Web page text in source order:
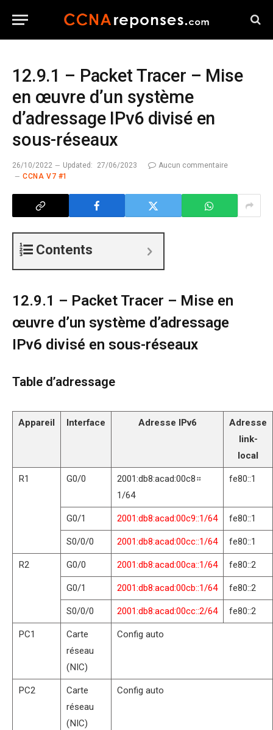
12.9.1 – Packet Tracer – Mise
en œuvre d’un système
d’adressage IPv6 divisé en
sous-réseaux
26/10/2022 Updated: 27/06/2023
Aucun commentaire
CCNA V7 #1
Contents
12.9.1 – Packet Tracer – Mise en
œuvre d’un système d’adressage
IPv6 divisé en sous-réseaux
Table d’adressage
Appareil Interface Adresse IPv6
Adresse
link-
local
R1 G0/0
2001:db8:acad:00c8።
1/64
fe80::1
G0/1 2001:db8:acad:00c9::1/64 fe80::1
S0/0/0 2001:db8:acad:00cc::1/64 fe80::1
R2 G0/0 2001:db8:acad:00ca::1/64 fe80::2
G0/1 2001:db8:acad:00cb::1/64 fe80::2
S0/0/0 2001:db8:acad:00cc::2/64 fe80::2
PC1
Carte
réseau
(NIC)
Config auto
PC2
Carte
réseau
(NIC)
Config auto